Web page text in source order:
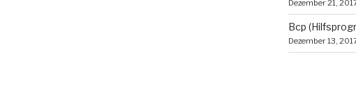
Dezember 21,
Bcp
Dezember 13,